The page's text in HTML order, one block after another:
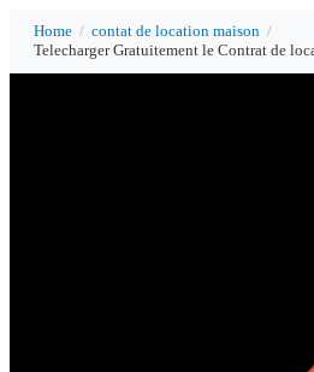
Home / contat de location maison /